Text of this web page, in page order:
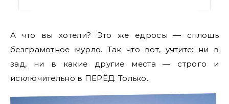
А что вы хотели? Это же едросы — сплошь
безграмотное мурло. Так что вот, учтите: ни в
зад, ни в какие другие места — строго и
исключительно в ПЕРЁД. Только.